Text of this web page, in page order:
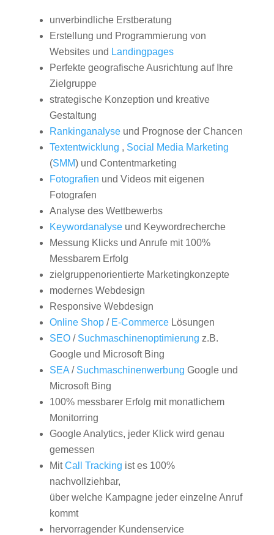
unverbindliche Erstberatung
Erstellung und Programmierung von
Websites und Landingpages
Perfekte geografische Ausrichtung auf Ihre
Zielgruppe
strategische Konzeption und kreative
Gestaltung
Rankinganalyseund Prognose der Chancen
Textentwicklung , Social Media Marketing
(SMM) und Contentmarketing
Fotografien und Videos mit eigenen
Fotografen
Analyse des Wettbewerbs
Keywordanalyseund Keywordrecherche
Messung Klicks und Anrufe mit 100%
Messbarem Erfolg
zielgruppenorientierte Marketingkonzepte
modernes Webdesign
Responsive Webdesign
Online Shop/ E-CommerceLösungen
SEO/ Suchmaschinenoptimierung z.B.
Google und Microsoft Bing
SEA/ Suchmaschinenwerbung Google und
Microsoft Bing
100% messbarer Erfolg mit monatlichem
Monitorring
Google Analytics, jeder Klick wird genau
gemessen
MitCall Tracking ist es 100%
nachvollziehbar,
über welche Kampagne jeder einzelne Anruf
kommt
hervorragender Kundenservice